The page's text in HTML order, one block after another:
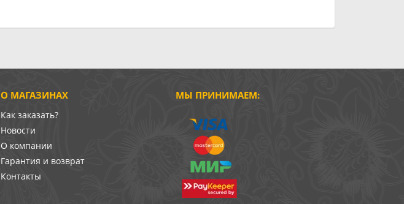
О МАГАЗИНАХ
Как заказать?
Новости
О компании
Гарантия и возврат
Контакты
МЫ ПРИНИМАЕМ: